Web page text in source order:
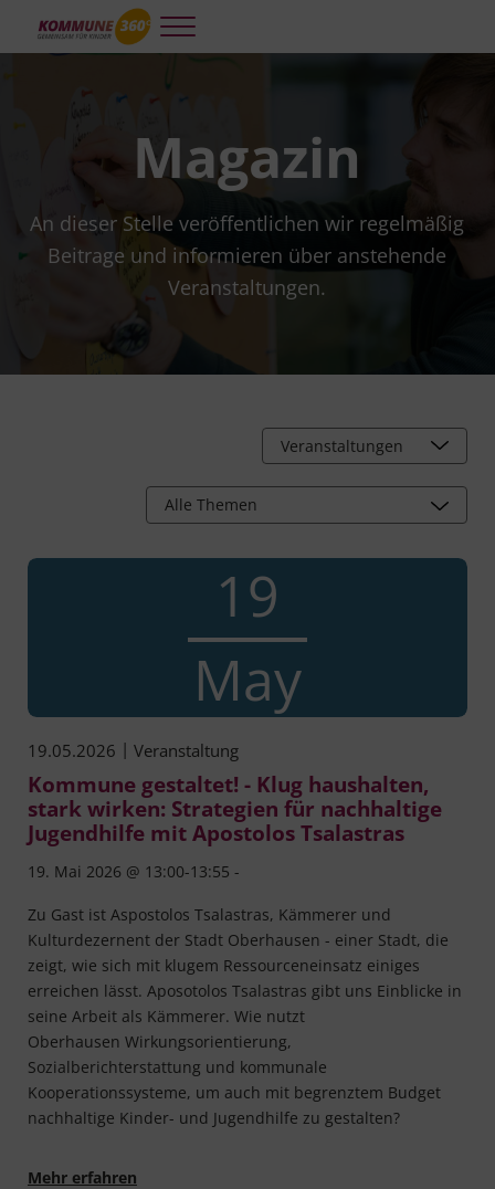
Skip to main content
Skip to header right navigation
Skip to site footer
Menu
Magazin
An dieser Stelle veröffentlichen wir regelmäßig
Beitrage und informieren über anstehende
Veranstaltungen.
Alle Beitragsarten
Alle Themen
19
May
19.05.2026 | Veranstaltung
Kommune gestaltet! - Klug haushalten,
stark wirken: Strategien für nachhaltige
Jugendhilfe mit Apostolos Tsalastras
19. Mai 2026 @ 13:00-13:55 -
Zu Gast ist Aspostolos Tsalastras, Kämmerer und
Kulturdezernent der Stadt Oberhausen - einer Stadt, die
zeigt, wie sich mit klugem Ressourceneinsatz einiges
erreichen lässt. Aposotolos Tsalastras gibt uns Einblicke in
seine Arbeit als Kämmerer. Wie nutzt
Oberhausen Wirkungsorientierung,
Sozialberichterstattung und kommunale
Kooperationssysteme, um auch mit begrenztem Budget
nachhaltige Kinder- und Jugendhilfe zu gestalten?
Mehr erfahrenKommune gestaltet! - Klug haushalten, stark